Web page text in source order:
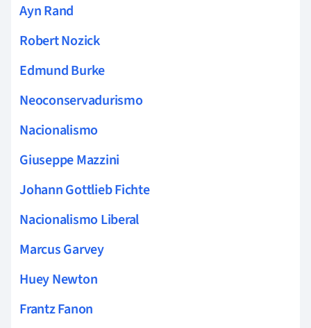
Ayn Rand
Robert Nozick
Edmund Burke
Neoconservadurismo
Nacionalismo
Giuseppe Mazzini
Johann Gottlieb Fichte
Nacionalismo Liberal
Marcus Garvey
Huey Newton
Frantz Fanon